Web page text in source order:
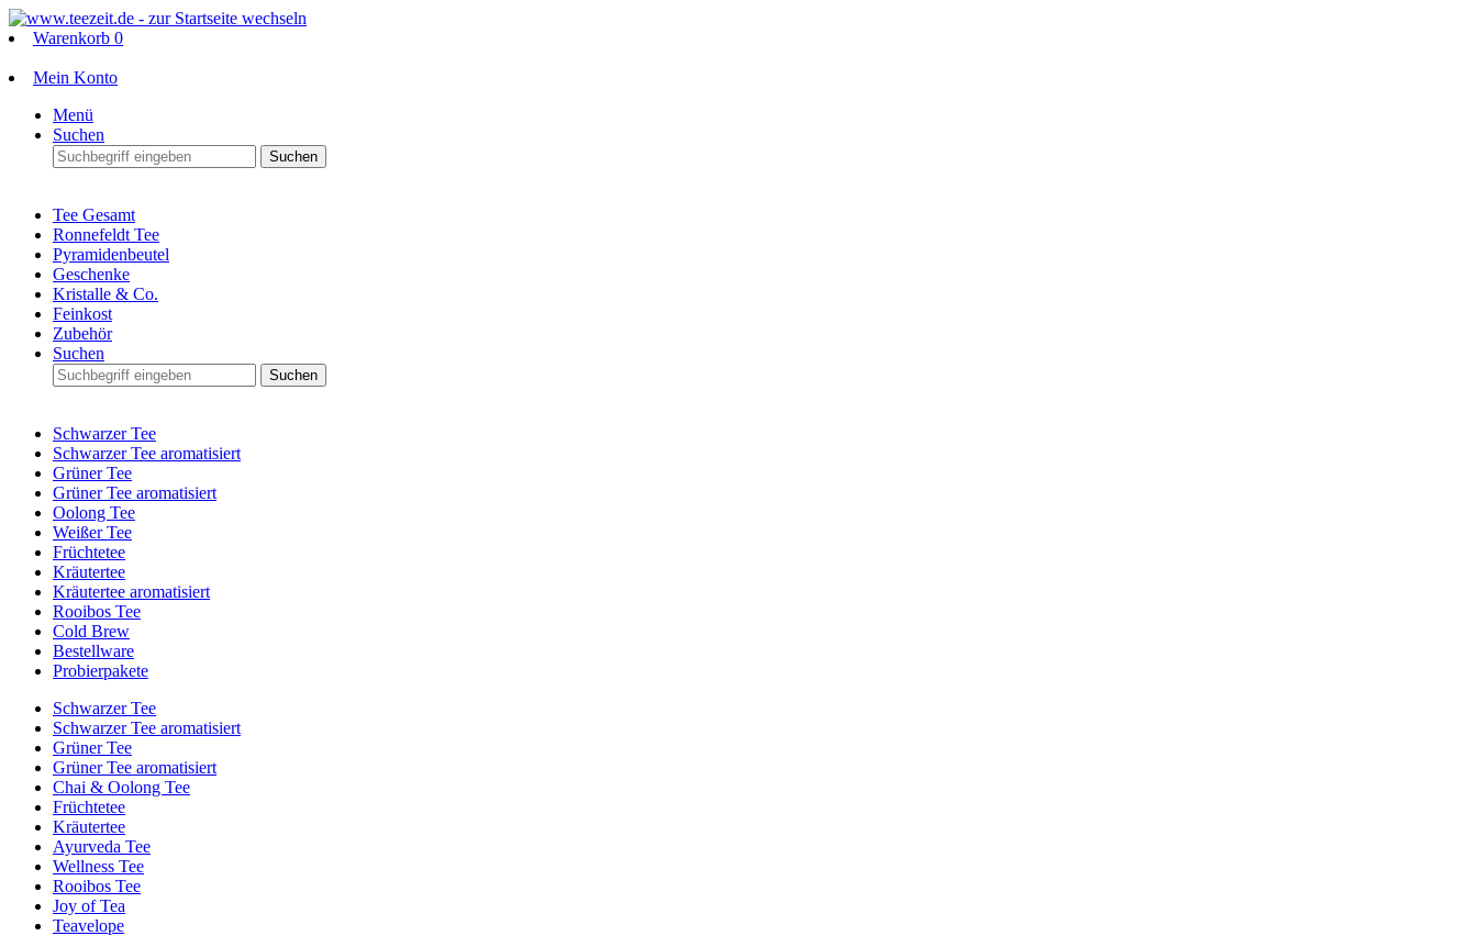
Warenkorb 0
Mein Konto
Menü
Suchen
Suchen
Tee Gesamt
Ronnefeldt Tee
Pyramidenbeutel
Geschenke
Kristalle & Co.
Feinkost
Zubehör
Suchen
Suchen
Schwarzer Tee
Schwarzer Tee aromatisiert
Grüner Tee
Grüner Tee aromatisiert
Oolong Tee
Weißer Tee
Früchtetee
Kräutertee
Kräutertee aromatisiert
Rooibos Tee
Cold Brew
Bestellware
Probierpakete
Schwarzer Tee
Schwarzer Tee aromatisiert
Grüner Tee
Grüner Tee aromatisiert
Chai & Oolong Tee
Früchtetee
Kräutertee
Ayurveda Tee
Wellness Tee
Rooibos Tee
Joy of Tea
Teavelope